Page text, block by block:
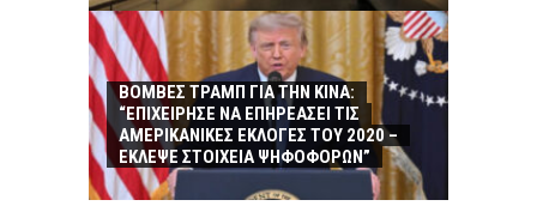
ΒΟΜΒΕΣ ΤΡΑΜΠ ΓΙΑ ΤΗΝ ΚΙΝΑ:
“ΕΠΙΧΕΙΡΗΣΕ ΝΑ ΕΠΗΡΕΑΣΕΙ ΤΙΣ
ΑΜΕΡΙΚΑΝΙΚΕΣ ΕΚΛΟΓΕΣ ΤΟΥ 2020 –
ΕΚΛΕΨΕ ΣΤΟΙΧΕΙΑ ΨΗΦΟΦΟΡΩΝ”